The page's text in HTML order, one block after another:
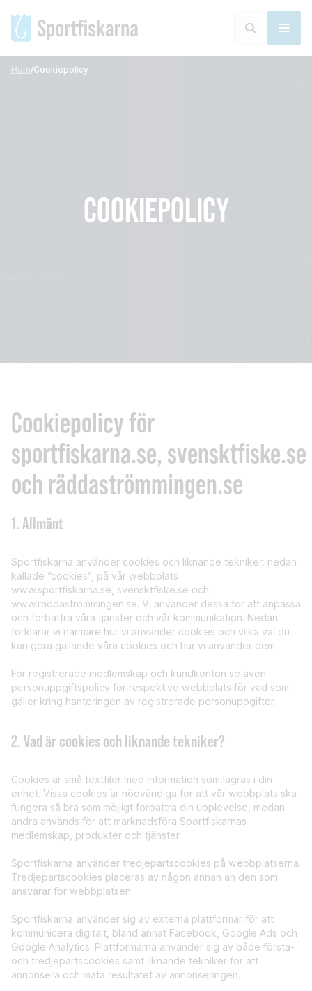
Hem/Cookiepolicy
COOKIEPOLICY
Cookiepolicy för
sportfiskarna.se, svensktfiske.se
och räddaströmmingen.se
1. Allmänt
Sportfiskarna använder cookies och liknande tekniker, nedan
kallade ”cookies”, på vår webbplats
www.sportfiskarna.se, svensktfiske.se och
www.räddaströmmingen.se. Vi använder dessa för att anpassa
och förbättra våra tjänster och vår kommunikation. Nedan
förklarar vi närmare hur vi använder cookies och vilka val du
kan göra gällande våra cookies och hur vi använder dem.
För registrerade medlemskap och kundkonton se även
personuppgiftspolicy för respektive webbplats för vad som
gäller kring hanteringen av registrerade personuppgifter.
2. Vad är cookies och liknande tekniker?
Cookies är små textfiler med information som lagras i din
enhet. Vissa cookies är nödvändiga för att vår webbplats ska
fungera så bra som möjligt förbättra din upplevelse, medan
andra används för att marknadsföra Sportfiskarnas
medlemskap, produkter och tjänster.
Sportfiskarna använder tredjepartscookies på webbplatserna.
Tredjepartscookies placeras av någon annan än den som
ansvarar för webbplatsen.
Sportfiskarna använder sig av externa plattformar för att
kommunicera digitalt, bland annat Facebook, Google Ads och
Google Analytics. Plattformarna använder sig av både första-
och tredjepartscookies samt liknande tekniker för att
annonsera och mäta resultatet av annonseringen.